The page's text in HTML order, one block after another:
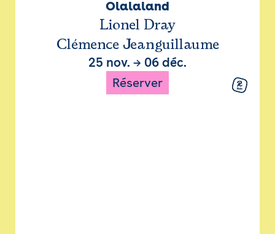
Olalaland
Lionel Dray
Clémence Jeanguillaume
25 nov. → 06 déc.
Réserver